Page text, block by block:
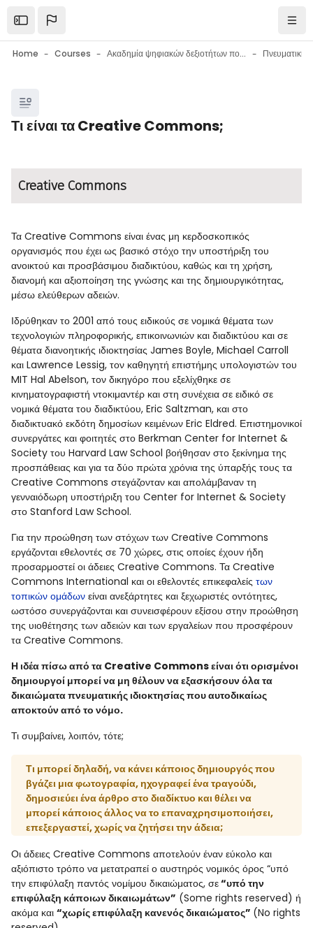
Open the sidebar
Home Courses Ακαδημία ψηφιακών δεξιοτήτων πολιτών Πνευματική
Blocks
Τι είναι τα Creative Commons;
Blocks
Creative Commons
Τα Creative Commons είναι ένας μη κερδοσκοπικός
οργανισμός που έχει ως βασικό στόχο την υποστήριξη του
ανοικτού και προσβάσιμου διαδικτύου, καθώς και τη χρήση,
διανομή και αξιοποίηση της γνώσης και της δημιουργικότητας,
μέσω ελεύθερων αδειών.
Ιδρύθηκαν το 2001 από τους ειδικούς σε νομικά θέματα των
τεχνολογιών πληροφορικής, επικοινωνιών και διαδικτύου και σε
θέματα διανοητικής ιδιοκτησίας James Boyle, Michael Carroll
και Lawrence Lessig, τον καθηγητή επιστήμης υπολογιστών του
MIT Hal Abelson, τον δικηγόρο που εξελίχθηκε σε
κινηματογραφιστή ντοκιμαντέρ και στη συνέχεια σε ειδικό σε
νομικά θέματα του διαδικτύου, Eric Saltzman, και στο
διαδικτυακό εκδότη δημοσίων κειμένων Eric Eldred. Επιστημονικοί
συνεργάτες και φοιτητές στο Berkman Center for Internet &
Society του Harvard Law School βοήθησαν στο ξεκίνημα της
προσπάθειας και για τα δύο πρώτα χρόνια της ύπαρξής τους τα
Creative Commons στεγάζονταν και απολάμβαναν τη
γενναιόδωρη υποστήριξη του Center for Internet & Society
στο Stanford Law School.
Για την προώθηση των στόχων των Creative Commons
εργάζονται εθελοντές σε 70 χώρες, στις οποίες έχουν ήδη
προσαρμοστεί οι άδειες Creative Commons. Τα Creative
Commons International και οι εθελοντές επικεφαλείς των
τοπικών ομάδων είναι ανεξάρτητες και ξεχωριστές οντότητες,
ωστόσο συνεργάζονται και συνεισφέρουν εξίσου στην προώθηση
της υιοθέτησης των αδειών και των εργαλείων που προσφέρουν
τα Creative Commons.
Η ιδέα πίσω από τα Creative Commons είναι ότι ορισμένοι
δημιουργοί μπορεί να μη θέλουν να εξασκήσουν όλα τα
δικαιώματα πνευματικής ιδιοκτησίας που αυτοδικαίως
αποκτούν από το νόμο.
Τι συμβαίνει, λοιπόν, τότε;
Τι μπορεί δηλαδή, να κάνει κάποιος δημιουργός που
βγάζει μια φωτογραφία, ηχογραφεί ένα τραγούδι,
δημοσιεύει ένα άρθρο στο διαδίκτυο και θέλει να
μπορεί κάποιος άλλος να το επαναχρησιμοποιήσει,
επεξεργαστεί, χωρίς να ζητήσει την άδεια;
Οι άδειες Creative Commons αποτελούν έναν εύκολο και
αξιόπιστο τρόπο να μετατραπεί ο αυστηρός νομικός όρος “υπό
την επιφύλαξη παντός νομίμου δικαιώματος, σε“υπό την
επιφύλαξη κάποιων δικαιωμάτων” (Some rights reserved) ή
ακόμα και “χωρίς επιφύλαξη κανενός δικαιώματος” (No rights